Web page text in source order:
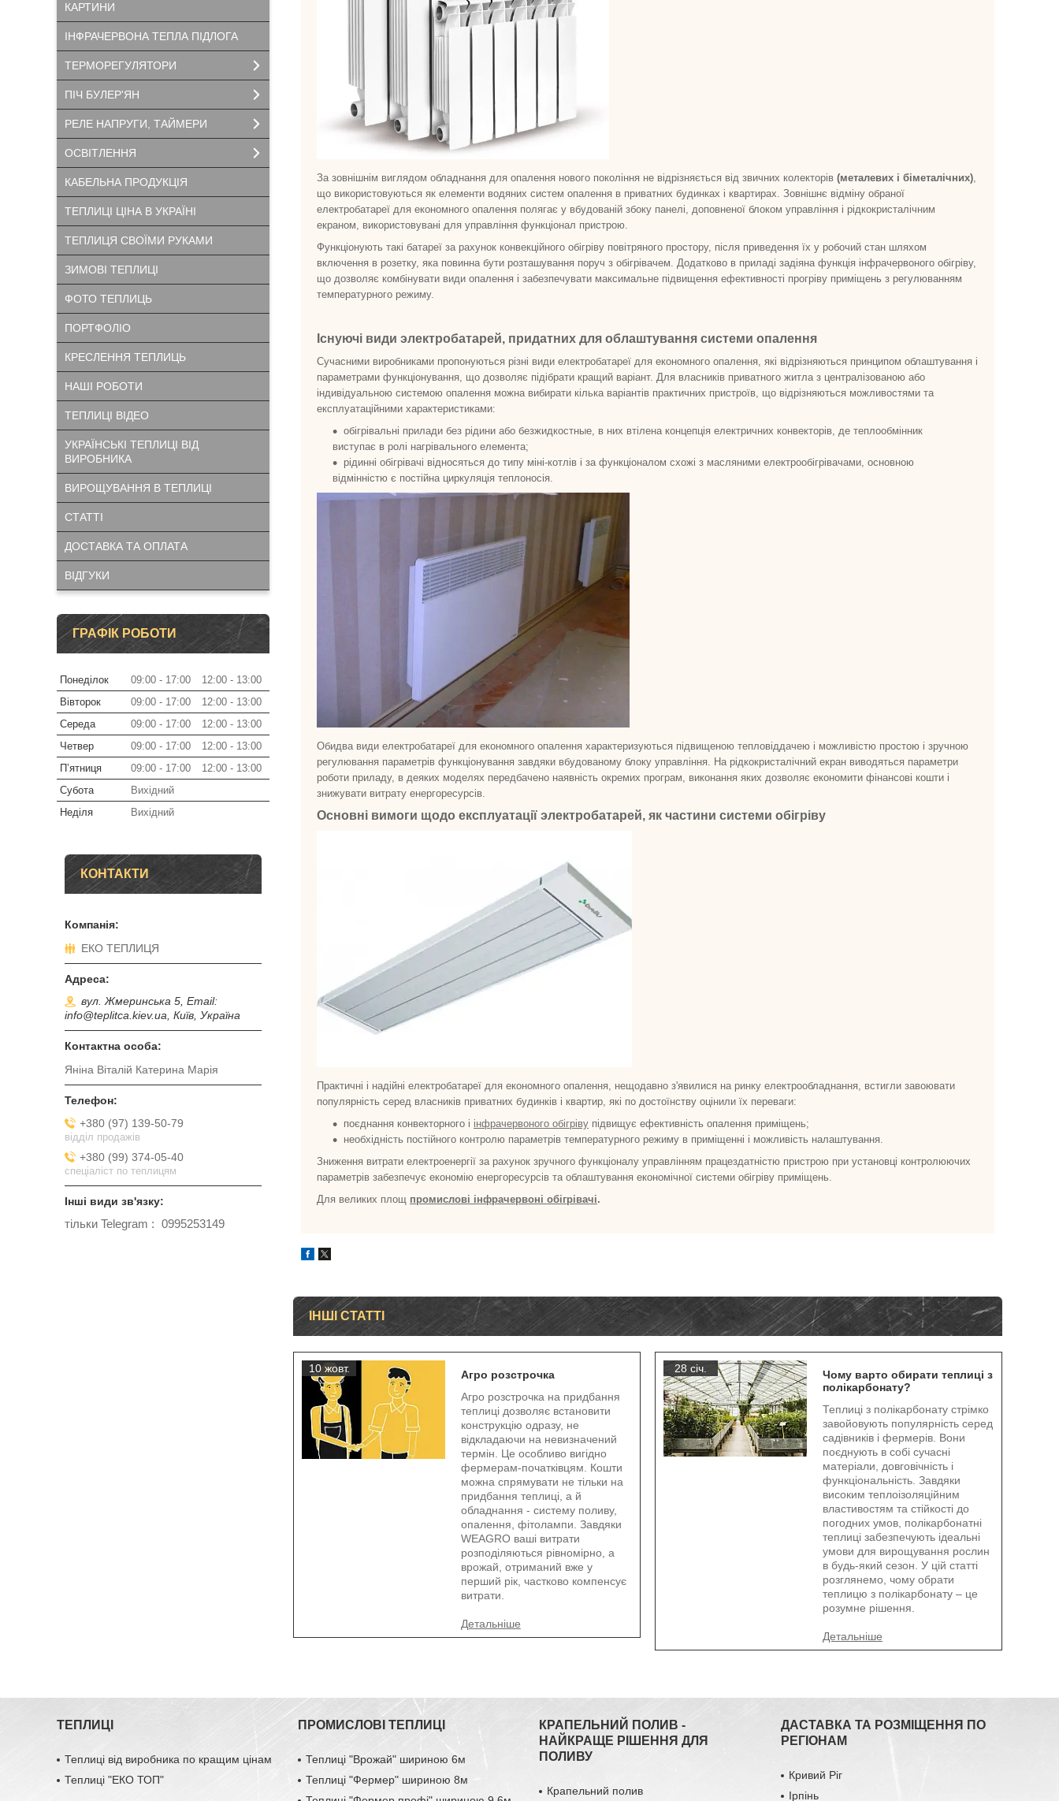
За зовнішнім виглядом обладнання для опалення нового покоління не відрізняється від звичних колекторів (металевих і біметалічних),
що використовуються як елементи водяних систем опалення в приватних будинках і квартирах. Зовнішнє відміну обраної
електробатареї для економного опалення полягає у вбудованій збоку панелі, доповненої блоком управління і рідкокристалічним
екраном, використовувані для управління функціонал пристрою.
Функціонують такі батареї за рахунок конвекційного обігріву повітряного простору, після приведення їх у робочий стан шляхом
включення в розетку, яка повинна бути розташування поруч з обігрівачем. Додатково в приладі задіяна функція інфрачервоного обігріву,
що дозволяє комбінувати види опалення і забезпечувати максимальне підвищення ефективності прогріву приміщень з регулюванням
температурного режиму.
Існуючі види электробатарей, придатних для облаштування системи опалення
Сучасними виробниками пропонуються різні види електробатареї для економного опалення, які відрізняються принципом облаштування і
параметрами функціонування, що дозволяє підібрати кращий варіант. Для власників приватного житла з централізованою або
індивідуальною системою опалення можна вибирати кілька варіантів практичних пристроїв, що відрізняються можливостями та
експлуатаційними характеристиками:
обігрівальні прилади без рідини або безжидкостные, в них втілена концепція електричних конвекторів, де теплообмінник
виступає в ролі нагрівального елемента;
рідинні обігрівачі відносяться до типу міні-котлів і за функціоналом схожі з масляними електрообігрівачами, основною
відмінністю є постійна циркуляція теплоносія.
Обидва види електробатареї для економного опалення характеризуються підвищеною тепловіддачею і можливістю простою і зручною
регулювання параметрів функціонування завдяки вбудованому блоку управління. На рідкокристалічний екран виводяться параметри
роботи приладу, в деяких моделях передбачено наявність окремих програм, виконання яких дозволяє економити фінансові кошти і
знижувати витрату енергоресурсів.
Основні вимоги щодо експлуатації электробатарей, як частини системи обігріву
Практичні і надійні електробатареї для економного опалення, нещодавно з'явилися на ринку електрообладнання, встигли завоювати
популярність серед власників приватних будинків і квартир, які по достоїнству оцінили їх переваги:
поєднання конвекторного і інфрачервоного обігріву підвищує ефективність опалення приміщень;
необхідність постійного контролю параметрів температурного режиму в приміщенні і можливість налаштування.
Зниження витрати електроенергії за рахунок зручного функціоналу управлінням працездатністю пристрою при установці контролюючих
параметрів забезпечує економію енергоресурсів та облаштування економічної системи обігріву приміщень.
Для великих площ промислові інфрачервоні обігрівачі.
ІНШІ СТАТТІ
10 жовт.
Агро розстрочка
Агро розстрочка на придбання
теплиці дозволяє встановити
конструкцію одразу, не
відкладаючи на невизначений
термін. Це особливо вигідно
фермерам-початківцям. Кошти
можна спрямувати не тільки на
придбання теплиці, а й
обладнання - систему поливу,
опалення, фітолампи. Завдяки
WEAGRO ваші витрати
розподіляються рівномірно, а
врожай, отриманий вже у
перший рік, частково компенсує
витрати.
28 січ.
Чому варто обирати теплиці з
полікарбонату?
Теплиці з полікарбонату стрімко
завойовують популярність серед
садівників і фермерів. Вони
поєднують в собі сучасні
матеріали, довговічність і
функціональність. Завдяки
високим теплоізоляційним
властивостям та стійкості до
погодних умов, полікарбонатні
теплиці забезпечують ідеальні
умови для вирощування рослин
в будь-який сезон. У цій статті
розглянемо, чому обрати
теплицю з полікарбонату – це
розумне рішення.
КАРТИНИ
ІНФРАЧЕРВОНА ТЕПЛА ПІДЛОГА
ТЕРМОРЕГУЛЯТОРИ
ПІЧ БУЛЕР'ЯН
РЕЛЕ НАПРУГИ, ТАЙМЕРИ
ОСВІТЛЕННЯ
КАБЕЛЬНА ПРОДУКЦІЯ
ТЕПЛИЦІ ЦІНА В УКРАЇНІ
ТЕПЛИЦЯ СВОЇМИ РУКАМИ
ЗИМОВІ ТЕПЛИЦІ
ФОТО ТЕПЛИЦЬ
ПОРТФОЛІО
КРЕСЛЕННЯ ТЕПЛИЦЬ
НАШІ РОБОТИ
ТЕПЛИЦІ ВІДЕО
УКРАЇНСЬКІ ТЕПЛИЦІ ВІД
ВИРОБНИКА
ВИРОЩУВАННЯ В ТЕПЛИЦІ
СТАТТІ
ДОСТАВКА ТА ОПЛАТА
ВІДГУКИ
ГРАФІК РОБОТИ
Понеділок 09:00 17:00 12:00
13:00
Вівторок
09:00 17:00 12:00
13:00
Середа
09:00 17:00 12:00
13:00
Четвер
09:00 17:00 12:00
13:00
Пʼятниця
09:00 17:00 12:00
13:00
Субота
Вихідний
Неділя
Вихідний
КОНТАКТИ
ЕКО ТЕПЛИЦЯ
вул. Жмеринська 5, Email:
info@teplitca.kiev.ua, Київ, Україна
Яніна Віталій Катерина Марія
+380 (97) 139-50-79
відділ продажів
+380 (99) 374-05-40
спеціаліст по теплицям
тільки Telegram 0995253149
ТЕПЛИЦІ
Теплиці від виробника по кращим цінам
Теплиці "ЕКО ТОП"
ПРОМИСЛОВІ ТЕПЛИЦІ
Теплиці "Врожай" шириною 6м
Теплиці "Фермер" шириною 8м
КРАПЕЛЬНИЙ ПОЛИВ -
НАЙКРАЩЕ РІШЕННЯ ДЛЯ
ПОЛИВУ
Крапельний полив
ДАСТАВКА ТА РОЗМІЩЕННЯ ПО
РЕГІОНАМ
Кривий Ріг
Ірпінь